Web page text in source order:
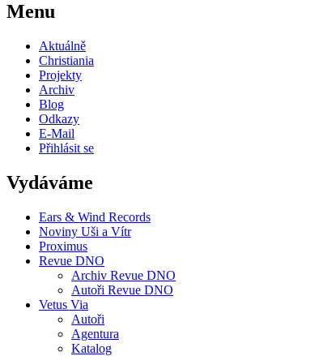
Menu
Aktuálně
Christiania
Projekty
Archiv
Blog
Odkazy
E-Mail
Přihlásit se
Vydáváme
Ears & Wind Records
Noviny Uši a Vítr
Proximus
Revue DNO
Archiv Revue DNO
Autoři Revue DNO
Vetus Via
Autoři
Agentura
Katalog